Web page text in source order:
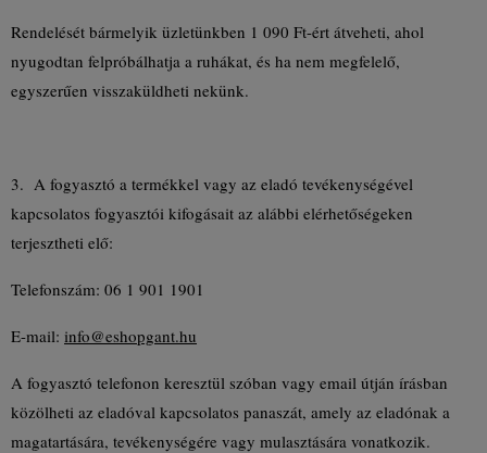
Rendelését bármelyik üzletünkben 1 090 Ft-ért átveheti, ahol
nyugodtan felpróbálhatja a ruhákat, és ha nem megfelelő,
egyszerűen visszaküldheti nekünk.
3. A fogyasztó a termékkel vagy az eladó tevékenységével
kapcsolatos fogyasztói kifogásait az alábbi elérhetőségeken
terjesztheti elő:
Telefonszám: 06 1 901 1901
E-mail: info@eshopgant.hu
A fogyasztó telefonon keresztül szóban vagy email útján írásban
közölheti az eladóval kapcsolatos panaszát, amely az eladónak a
magatartására, tevékenységére vagy mulasztására vonatkozik.